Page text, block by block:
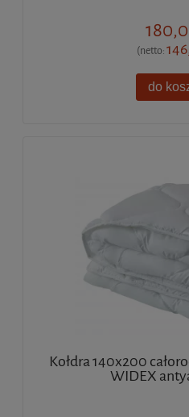
(netto:
do
Kołdra 140x200
WIDEX